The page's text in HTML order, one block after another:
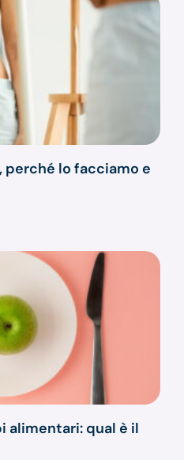
perché lo facciamo e
alimentari: qual è il